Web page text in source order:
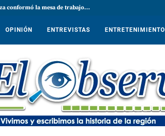
conformó la mesa de trabajo...
OPINIÓN ENTREVISTAS ENTRETENIMIENTO